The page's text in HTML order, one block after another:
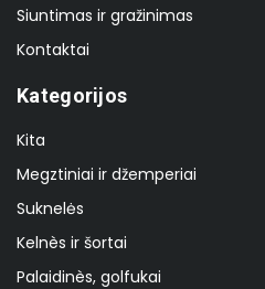
Siuntimas ir gražinimas
Kontaktai
Kategorijos
Kita
Megztiniai ir džemperiai
Suknelės
Kelnès ir šortai
Palaidinès, golfukai